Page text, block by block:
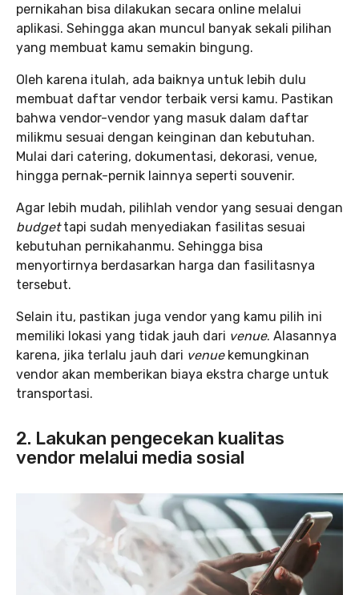
pernikahan bisa dilakukan secara online melalui
aplikasi. Sehingga akan muncul banyak sekali pilihan
yang membuat kamu semakin bingung.
Oleh karena itulah, ada baiknya untuk lebih dulu
membuat daftar vendor terbaik versi kamu. Pastikan
bahwa vendor-vendor yang masuk dalam daftar
milikmu sesuai dengan keinginan dan kebutuhan.
Mulai dari catering, dokumentasi, dekorasi, venue,
hingga pernak-pernik lainnya seperti souvenir.
Agar lebih mudah, pilihlah vendor yang sesuai dengan
budgettapi sudah menyediakan fasilitas sesuai
kebutuhan pernikahanmu. Sehingga bisa
menyortirnya berdasarkan harga dan fasilitasnya
tersebut.
Selain itu, pastikan juga vendor yang kamu pilih ini
memiliki lokasi yang tidak jauh dari venue. Alasannya
karena, jika terlalu jauh dari venuekemungkinan
vendor akan memberikan biaya ekstra charge untuk
transportasi.
2. Lakukan pengecekan kualitas
vendor melalui media sosial